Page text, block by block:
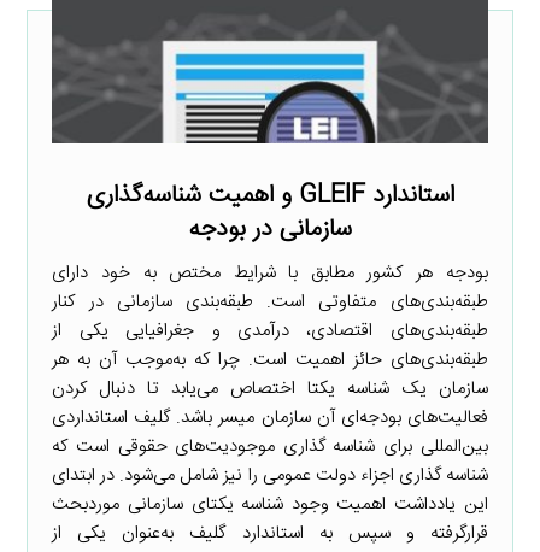
استاندارد GLEIF و اهمیت شناسه‌گذاری
سازمانی در بودجه
بودجه هر کشور مطابق با شرایط مختص به خود دارای
طبقه‌بندی‌های متفاوتی است. طبقه‌بندی سازمانی در کنار
طبقه‌بندی‌های اقتصادی، درآمدی و جغرافیایی یکی از
طبقه‌بندی‌های حائز اهمیت است. چرا که به‌موجب آن به هر
سازمان یک شناسه یکتا اختصاص می‌یابد تا دنبال کردن
فعالیت‌های بودجه‌ای آن سازمان میسر باشد. گلیف استانداردی
بین‌المللی برای شناسه گذاری موجودیت‌های حقوقی است که
شناسه گذاری اجزاء دولت عمومی را نیز شامل می‌شود. در ابتدای
این یادداشت اهمیت وجود شناسه یکتای سازمانی موردبحث
قرارگرفته و سپس به استاندارد گلیف به‌عنوان یکی از